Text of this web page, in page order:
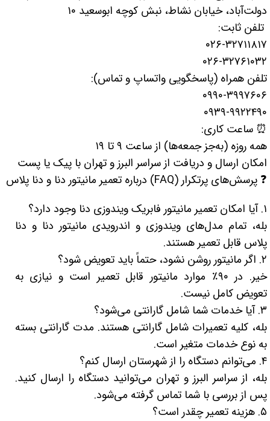
دولت‌آباد، خیابان نشاط، نبش کوچه ابوسعید ۱۰
تلفن ثابت:
۰۲۶-۳۲۷۱۱۸۱۷
۰۲۶-۳۲۷۶۱۰۳۲
تلفن همراه (پاسخگویی واتساپ و تماس):
۰۹۹۰-۳۹۹۷۶۰۶
۰۹۳۹-۹۹۲۲۴۹۰
⏰ ساعت کاری:
همه روزه (به‌جز جمعه‌ها) از ساعت ۹ تا ۱۹
امکان ارسال و دریافت از سراسر البرز و تهران با پیک یا پست
❓ پرسش‌های پرتکرار (FAQ) درباره تعمیر مانیتور دنا و دنا پلاس
۱. آیا امکان تعمیر مانیتور فابریک ویندوزی دنا وجود دارد؟
بله، تمام مدل‌های ویندوزی و اندرویدی مانیتور دنا و دنا
پلاس قابل تعمیر هستند.
۲. اگر مانیتور روشن نشود، حتماً باید تعویض شود؟
خیر. در ۹۰٪ موارد مانیتور قابل تعمیر است و نیازی به
تعویض کامل نیست.
۳. آیا خدمات شما شامل گارانتی می‌شود؟
بله، کلیه تعمیرات شامل گارانتی هستند. مدت گارانتی بسته
به نوع خدمات متغیر است.
۴. می‌توانم دستگاه را از شهرستان ارسال کنم؟
بله، از سراسر البرز و تهران می‌توانید دستگاه را ارسال کنید.
پس از بررسی با شما تماس گرفته می‌شود.
۵. هزینه تعمیر چقدر است؟